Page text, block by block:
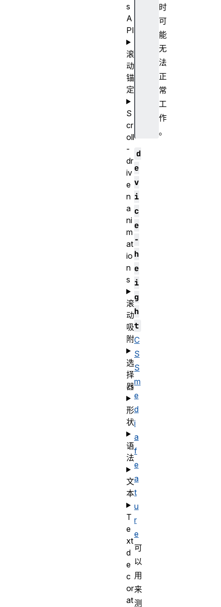
时
可
能
无
法
正
常
工
作
。
d
e
v
i
c
e
-
h
e
i
g
h
t
C
S
S
m
e
d
i
a
f
e
a
t
u
r
e
可
以
用
来
测
s
A
PI
滚
动
锚
定
S
cr
oll
-
dr
iv
e
n
a
ni
m
at
io
n
s
滚
动
吸
附
选
择
器
形
状
语
法
文
本
T
e
xt
d
e
c
or
at